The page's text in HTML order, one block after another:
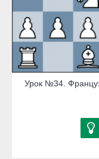
Урок №34.